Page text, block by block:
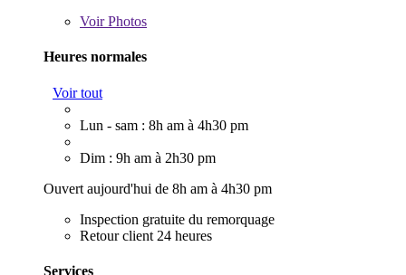
VoirPhotos
Heures normales
Voir tout
Lun - sam : 8h am à 4h30 pm
Dim : 9h am à 2h30 pm
Ouvert aujourd'hui de 8h am à 4h30 pm
Inspection gratuite du remorquage
Retour client 24 heures
Services